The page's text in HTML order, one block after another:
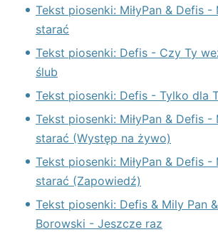
Tekst piosenki: MiłyPan & Defis -
starać
Tekst piosenki: Defis - Czy Ty
ślub
Tekst piosenki: Defis - Tylko dla
Tekst piosenki: MiłyPan & Defis -
starać (Występ na żywo)
Tekst piosenki: MiłyPan & Defis -
starać (Zapowiedź)
Tekst piosenki: Defis & Mily Pan
Borowski - Jeszcze raz